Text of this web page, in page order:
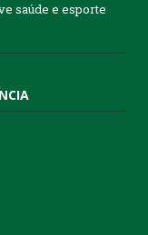
saúde e esporte